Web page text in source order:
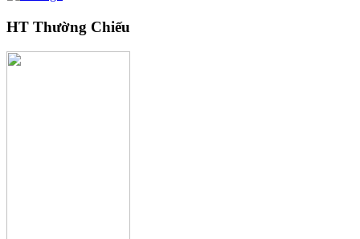
HT Thường Chiếu